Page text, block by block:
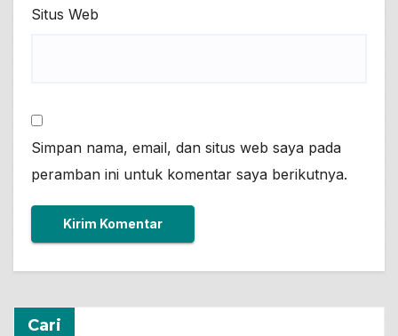
Situs Web
Simpan nama, email, dan situs web saya pada
peramban ini untuk komentar saya berikutnya.
Cari